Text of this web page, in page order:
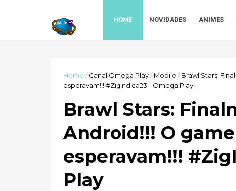
HOME NOVIDADES ANIMES
Home / Canal Omega Play/ Mobile / Brawl Stars:
esperavam!!! #ZigIndica23 - Omega Play
Brawl Stars:
Android!!! O
esperavam!!!
Play